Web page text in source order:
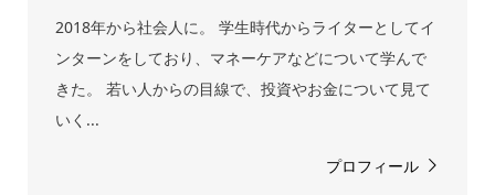
2018年から社会人に。 学生時代からライターとしてイ
ンターンをしており、マネーケアなどについて学んで
きた。 若い人からの目線で、投資やお金について見て
いく...
プロフィール